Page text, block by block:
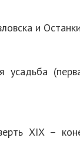
и
усадьба
XIX –